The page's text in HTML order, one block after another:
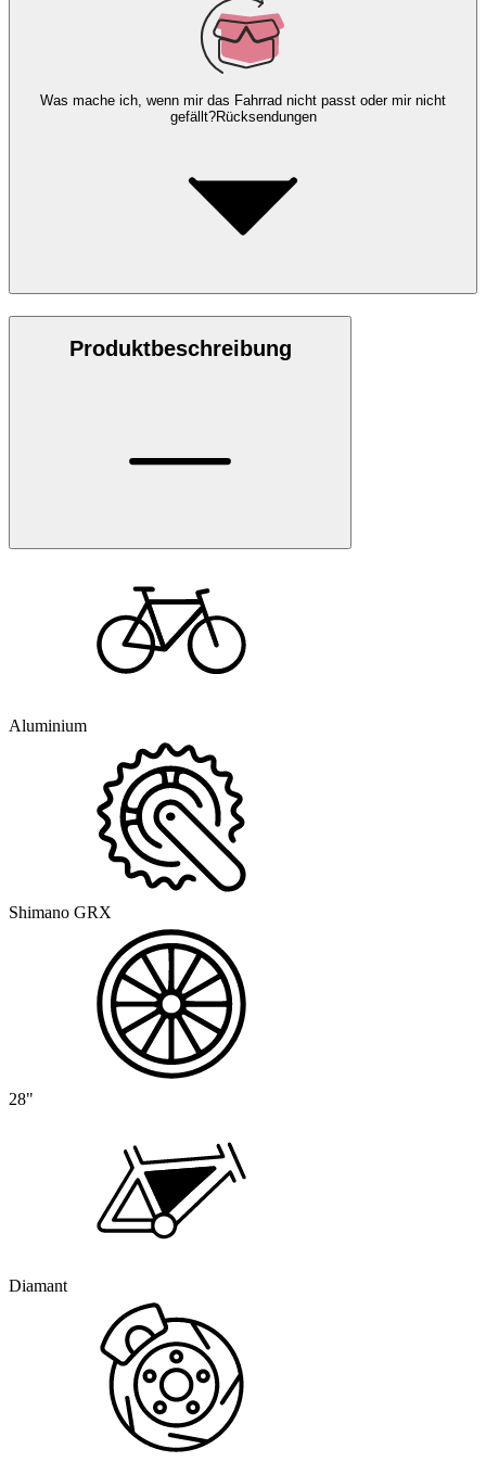
Was mache ich, wenn mir das Fahrrad nicht passt oder mir nicht
gefällt?Rücksendungen
Produktbeschreibung
Aluminium
Shimano GRX
28"
Diamant